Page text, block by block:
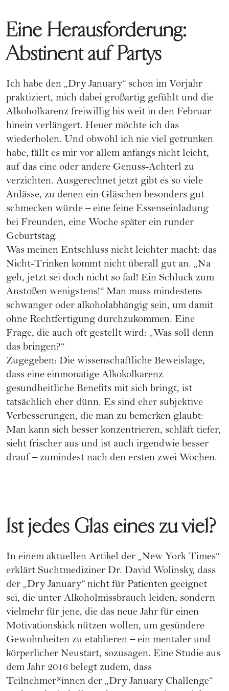
Eine Herausforderung:
Abstinent auf Partys
Ich habe den „Dry January“ schon im Vorjahr
praktiziert, mich dabei großartig gefühlt und die
Alkoholkarenz freiwillig bis weit in den Februar
hinein verlängert. Heuer möchte ich das
wiederholen. Und obwohl ich nie viel getrunken
habe, fällt es mir vor allem anfangs nicht leicht,
auf das eine oder andere Genuss-Achterl zu
verzichten. Ausgerechnet jetzt gibt es so viele
Anlässe, zu denen ein Gläschen besonders gut
schmecken würde – eine feine Essenseinladung
bei Freunden, eine Woche später ein runder
Geburtstag.
Was meinen Entschluss nicht leichter macht: das
Nicht-Trinken kommt nicht überall gut an. „Na
geh, jetzt sei doch nicht so fad! Ein Schluck zum
Anstoßen wenigstens!“ Man muss mindestens
schwanger oder alkoholabhängig sein, um damit
ohne Rechtfertigung durchzukommen. Eine
Frage, die auch oft gestellt wird: „Was soll denn
das bringen?“
Zugegeben: Die wissenschaftliche Beweislage,
dass eine einmonatige Alkokolkarenz
gesundheitliche Benefits mit sich bringt, ist
tatsächlich eher dünn. Es sind eher subjektive
Verbesserungen, die man zu bemerken glaubt:
Man kann sich besser konzentrieren, schläft tiefer,
sieht frischer aus und ist auch irgendwie besser
drauf – zumindest nach den ersten zwei Wochen.
Ist jedes Glas eines zu viel?
In einem aktuellen Artikel der „New York Times“
erklärt Suchtmediziner Dr. David Wolinsky, dass
der „Dry January“ nicht für Patienten geeignet
sei, die unter Alkoholmissbrauch leiden, sondern
vielmehr für jene, die das neue Jahr für einen
Motivationskick nützen wollen, um gesündere
Gewohnheiten zu etablieren – ein mentaler und
körperlicher Neustart, sozusagen. Eine Studie aus
dem Jahr 2016 belegt zudem, dass
Teilnehmer*innen der „Dry January Challenge“